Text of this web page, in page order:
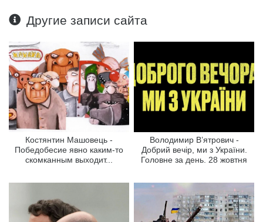
Другие записи сайта
Костянтин Машовець -
Победобесие явно каким-то
скомканным выходит...
Володимир В’ятрович -
Добрий вечір, ми з України.
Головне за день. 28 жовтня